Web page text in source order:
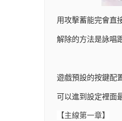
用攻擊蓄能完會直
解除的方法是詠唱
遊戲預設的按鍵配
可以進到設定裡面
【主線第一章】